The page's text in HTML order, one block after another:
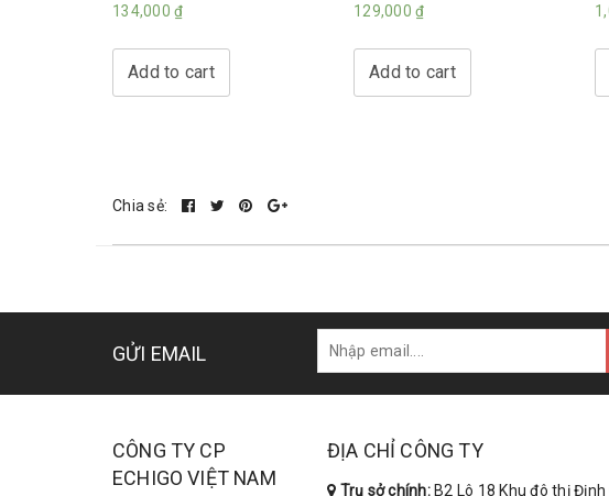
134,000 ₫
Add to cart
129,000₫
Add to cart
Chia sẻ:
GỬI EMAIL
CÔNG TY CP
ECHIGO VIỆT NAM
ĐỊA CHỈ CÔNG TY
Trụ sở chính:B2 Lô 18 Khu đô thị Định